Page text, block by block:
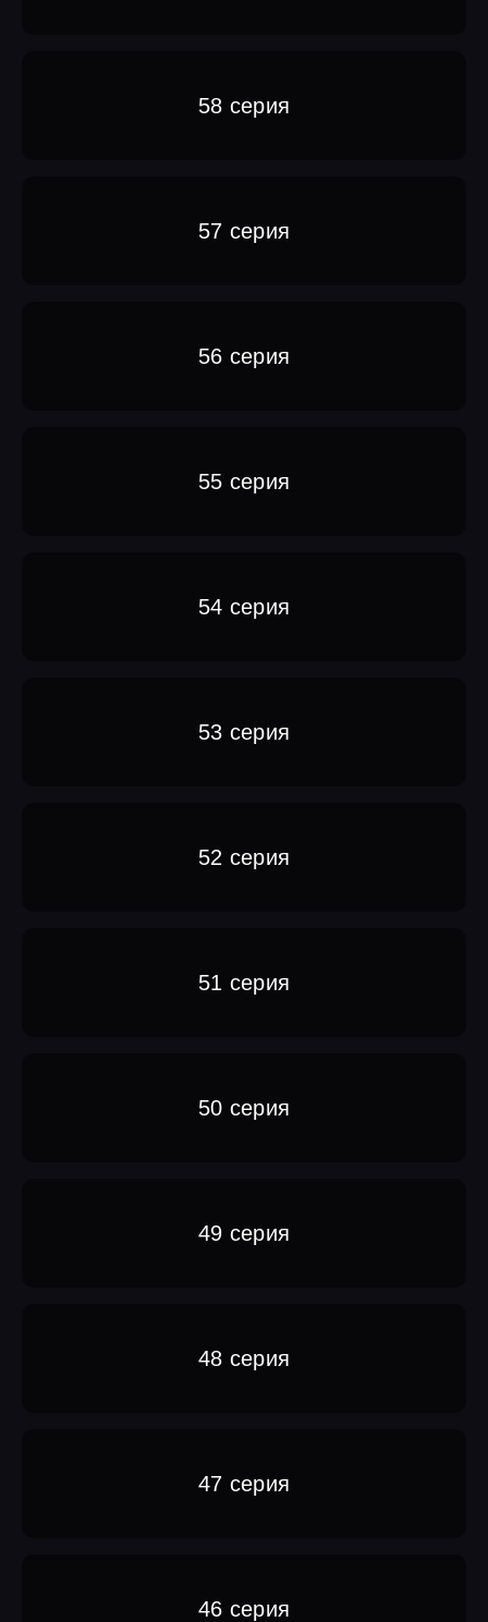
58 серия
57 серия
56 серия
55 серия
54 серия
53 серия
52 серия
51 серия
50 серия
49 серия
48 серия
47 серия
46 серия